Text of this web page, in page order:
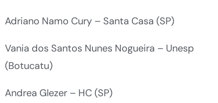
Adriano Namo Cury – Santa Casa (SP)
Vania dos Santos Nunes Nogueira – Unesp
(Botucatu)
Andrea Glezer – HC (SP)